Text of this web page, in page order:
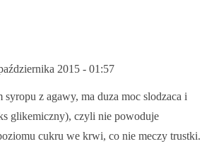
2015 - 01:57
z agawy, ma duza moc slodzaca i
glikemiczny), czyli nie powoduje
cukru we krwi, co nie meczy trustki.